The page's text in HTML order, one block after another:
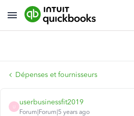
Dépenses et fournisseurs
U
userbusinessfit2019
Forum|Forum|5 years ago